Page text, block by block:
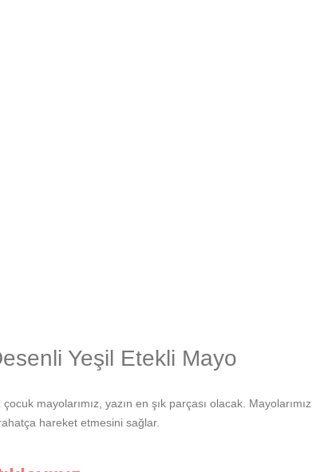
Yeşil Etekli Mayo
mayolarımız, yazın en şık parçası olacak. Mayolarımız
hareket etmesini sağlar.